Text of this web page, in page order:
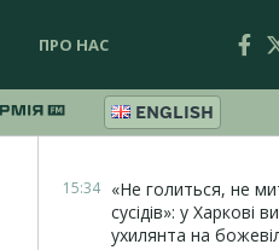
ПРО НАС
ENGLISH
15:34 «Не голиться, не
сусідів»: у Харкові
ухилянта на